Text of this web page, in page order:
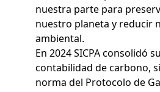
nuestra parte para
nuestro planeta y reducir
ambiental.
En 2024 SICPA consolidó
contabilidad de carbono,
norma del Protocolo de